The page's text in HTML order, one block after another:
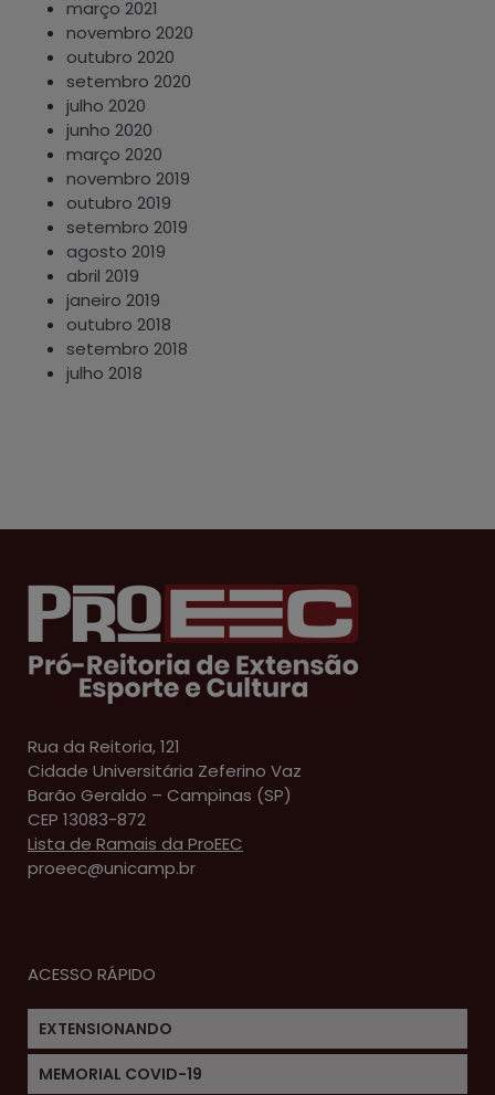
março 2021
novembro 2020
outubro 2020
setembro 2020
julho 2020
junho 2020
março 2020
novembro 2019
outubro 2019
setembro 2019
agosto 2019
abril 2019
janeiro 2019
outubro 2018
setembro 2018
julho 2018
Rua da Reitoria, 121
Cidade Universitária Zeferino Vaz
Barão Geraldo – Campinas (SP)
CEP 13083-872
Lista de Ramais da ProEEC
proeec@unicamp.br
ACESSO RÁPIDO
EXTENSIONANDO
MEMORIAL COVID-19